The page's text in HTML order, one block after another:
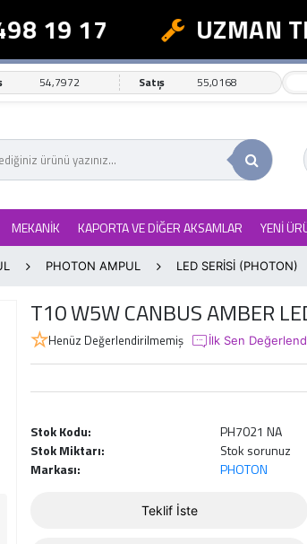
19 17 UZMAN
54,7972 Satış 55,0168
MEKANİK KAPORTA VE DİĞER AKSAMLAR YENİ
PHOTON AMPUL LED SERİSİ (PHOTON)
T10 W5W CANBUS AMBER
Henüz Değerlendirilmemiş İlk Sen
Stok Kodu:
PH7021 NA
Stok Miktarı:
Stok sorunuz
Markası:
PHOTON
Teklif İste